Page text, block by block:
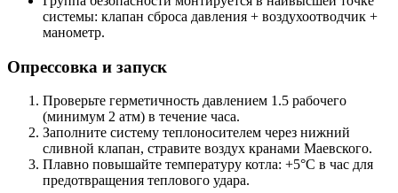
системы: клапан сброса давления + воздухоотводчик +
манометр.
Опрессовка и запуск
Проверьте герметичность давлением 1.5 рабочего
(минимум 2 атм) в течение часа.
Заполните систему теплоносителем через нижний
сливной клапан, стравите воздух кранами Маевского.
Плавно повышайте температуру котла: +5°C в час для
предотвращения теплового удара.